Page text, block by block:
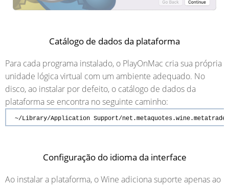
Catálogo de dados da plataforma
Para cada programa instalado, o PlayOnMac cria sua própria
unidade lógica virtual com um ambiente adequado. No
disco, ao instalar por defeito, o catálogo de dados da
plataforma se encontra no seguinte caminho:
~/Library/Application Support/
Configuração do idioma da interface
Ao instalar a plataforma, o Wine adiciona suporte apenas ao